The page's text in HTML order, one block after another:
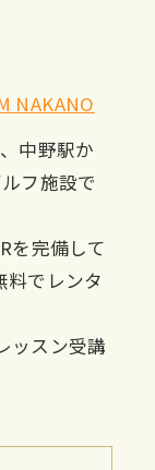
NAKANO
中野駅か
フ施設で
を完備して
料でレンタ
ッスン受講